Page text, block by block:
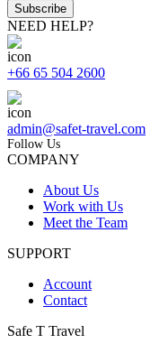
Subscribe
NEED HELP?
+66 65 504 2600
admin@safet-travel.com
Follow Us
COMPANY
About Us
Work with Us
Meet the Team
SUPPORT
Account
Contact
Safe T Travel